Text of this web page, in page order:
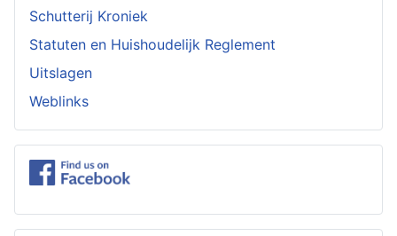
Schutterij Kroniek
Statuten en Huishoudelijk Reglement
Uitslagen
Weblinks